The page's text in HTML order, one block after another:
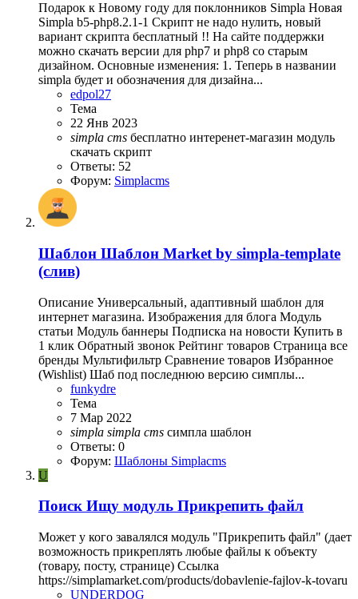
Подарок к Новому году для поклонников Simpla Новая
Simpla b5-php8.2.1-1 Скрипт не надо нулить, новый
вариант скрипта бесплатный !! На сайте поддержки
можно скачать версии для php7 и php8 со старым
дизайном. Основные изменения: 1. Теперь в названии
simpla будет и обозначения для дизайна...
edpol27
Тема
22 Янв 2023
simpla cms бесплатно интеренет-магазин модуль
скачать скрипт
Ответы: 52
Форум: Simplacms
Шаблон Шаблон Market by simpla-template
(слив)
Описание Универсальный, адаптивный шаблон для
интернет магазина. Изображения для блога Модуль
статьи Модуль баннеры Подписка на новости Купить в
1 клик Обратный звонок Рейтинг товаров Страница все
бренды Мультифильтр Сравнение товаров Избранное
(Wishlist) Шаб под последнюю версию симплы...
funkydre
Тема
7 Мар 2022
simpla simpla cms симпла шаблон
Ответы: 0
Форум: Шаблоны Simplacms
U
Поиск Ищу модуль Прикрепить файл
Может у кого завалялся модуль "Прикрепить файл" (дает
возможность прикреплять любые файлы к объекту
(товару, посту, странице) Ссылка
https://simplamarket.com/products/dobavlenie-fajlov-k-tovaru
UNDERDOG